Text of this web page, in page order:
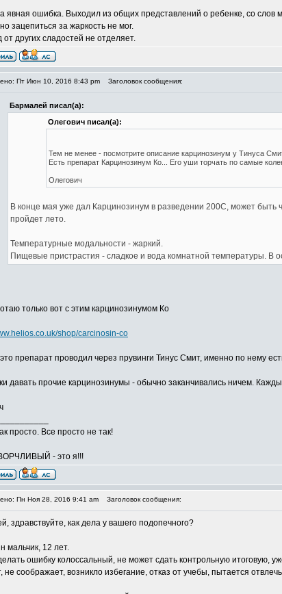
явная ошибка. Выходил из общих представлений о ребенке, со
зацепиться за жаркость не мог.
от других сладостей не отделяет.
Пт Июн 10, 2016 8:43 pm Заголовок сообщения:
Бармалей писал(а):
Олегович писал(а):
Тем не менее - посмотрите описание карцинозинум у Тинуса
Есть препарат Карцинозинум Ко... Его уши торчать по самые
Олегович
В конце мая уже дал Карцинозинум в разведении 200С, может быть
пройдет лето.
Температурные модальности - жаркий.
Пищевые пристрастия - сладкое и вода комнатной температуры. В
только вот с этим карцинозинумом Ко
shop/carcinosin-co
препарат проводил через прувинги Тинус Смит, именно по нему
давать прочие карцинозинумы - обычно заканчивались ничем.
просто. Все просто не так!
ВОРЧЛИВЫЙ - это я!!!
Пн Ноя 28, 2016 9:41 am Заголовок сообщения:
здравствуйте, как дела у вашего подопечного?
мальчик, 12 лет.
ошибку колоссальный, не может сдать контрольную итоговую,
не соображает, возникло избегание, отказ от учебы, пытается